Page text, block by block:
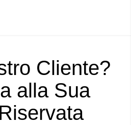
Cliente?
alla Sua